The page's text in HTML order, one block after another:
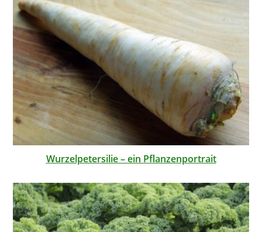
Wurzelpetersilie – ein Pflanzenportrait